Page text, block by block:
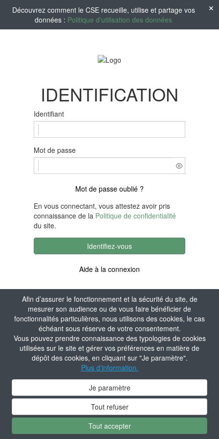
Afin d’assurer le fonctionnement et la sécurité du site, de
mesurer son audience ou de vous faire bénéficier de
fonctionnalités particulières, nous utilisons des cookies, le cas
échéant sous réserve de votre consentement.
Vous pouvez prendre connaissance des typologies de cookies
utilisées sur le site et gérer vos préférences en matière de
dépôt des cookies, en cliquant sur "Je paramètre".
Plus d'information.
Je paramètre
Tout refuser
Tout accepter
Découvrez comment le CSE recueille, utilise et partage vos
données : Politique d'utilisation des données
IDENTIFICATION
Identifiant
Mot de passe
Mot de passe oublié ?
En vous connectant, vous attestez avoir pris
connaissance de la Politique de confidentialité
du site.
Identifiez-vous
Aide à la connexion